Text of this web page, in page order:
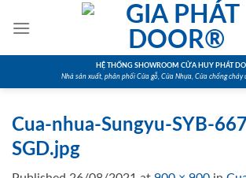
HỆ THỐNG SHOWROOM CỬA HUY PHÁT
Nhà sản xuất, phân phối Cửa gỗ, Cửa Nhựa, Cửa chống cháy
Cua-nhua-Sungyu-SYB-
SGD.jpg